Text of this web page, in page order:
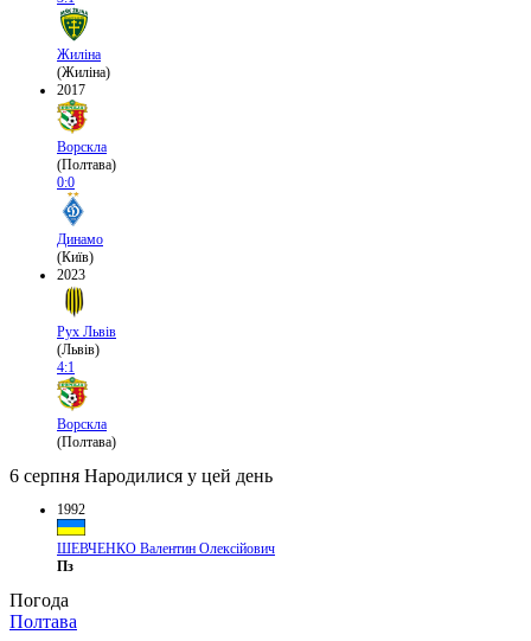
Жиліна
(Жиліна)
2017
Ворскла
(Полтава)
0:0
Динамо
(Київ)
2023
Рух Львів
(Львів)
4:1
Ворскла
(Полтава)
6 серпня Народилися у цей день
1992
ШЕВЧЕНКО Валентин Олексійович
Пз
Погода
Полтава